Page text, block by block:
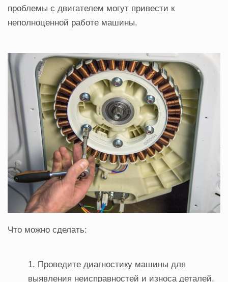
проблемы с двигателем могут привести к
неполноценной работе машины.
Что можно сделать:
Проведите диагностику машины для
выявления неисправностей и износа деталей.